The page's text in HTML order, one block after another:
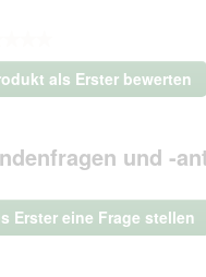
als Erster bewerten
und -
Erster eine Frage stellen